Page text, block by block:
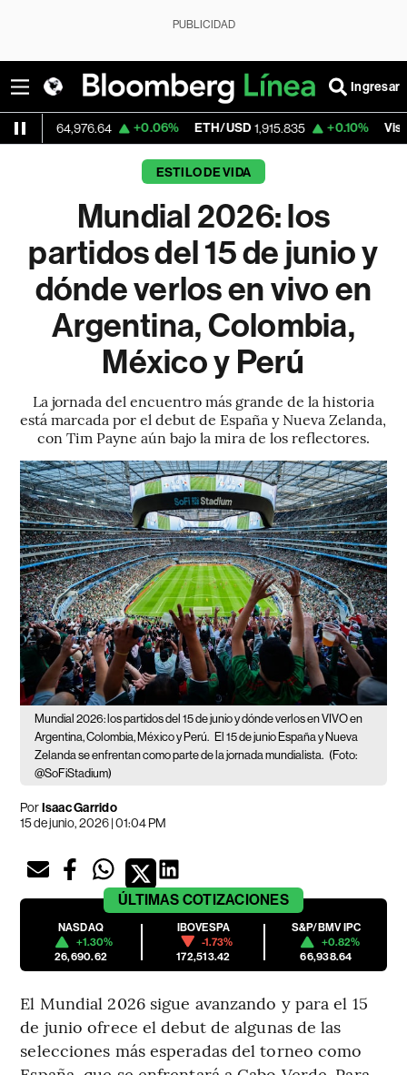
PUBLICIDAD
Ingresar
64,976.64 +0.06% ETH/USD 1,915.835 +0.10% Visa 362.50
ESTILO DE VIDA
Mundial 2026: los
partidos del 15 de junio y
dónde verlos en vivo en
Argentina, Colombia,
México y Perú
La jornada del encuentro más grande de la historia
está marcada por el debut de España y Nueva Zelanda,
con Tim Payne aún bajo la mira de los reflectores.
Mundial 2026: los partidos del 15 de junio y dónde verlos en VIVO en
Argentina, Colombia, México y Perú. El 15 de junio España y Nueva
Zelanda se enfrentan como parte de la jornada mundialista. (Foto:
@SoFiStadium)
PorIsaac Garrido
15 de junio, 2026 | 01:04 PM
ÚLTIMAS COTIZACIONES
NASDAQ
+1.30%
26,690.62
IBOVESPA
-1.73%
172,513.42
S&P/BMV IPC
+0.82%
66,938.64
El Mundial 2026 sigue avanzando y para el 15
de junio ofrece el debut de algunas de las
selecciones más esperadas del torneo como